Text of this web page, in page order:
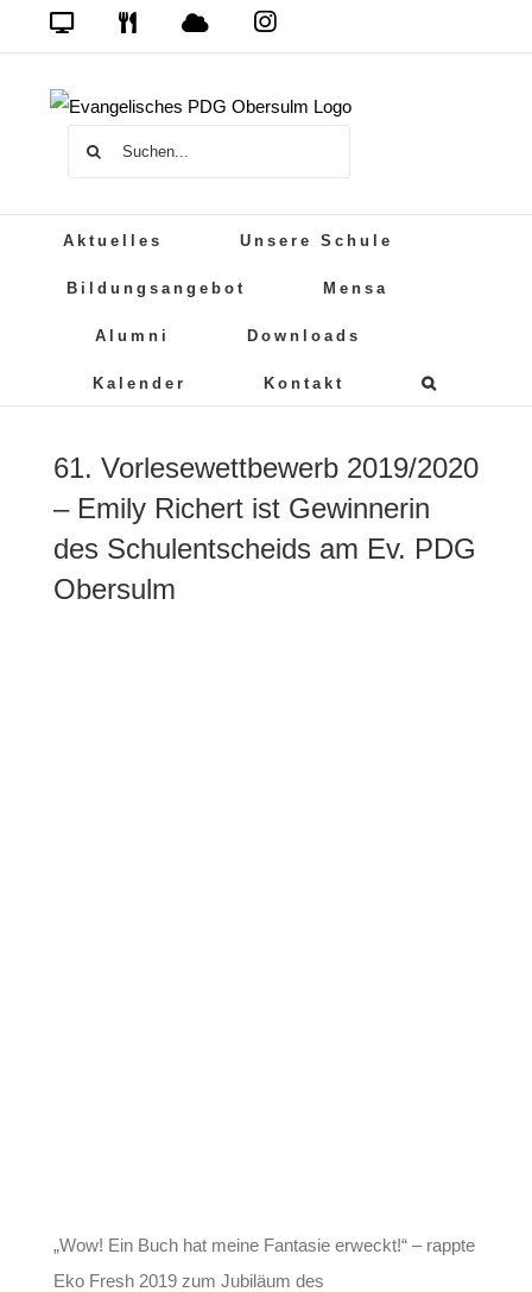
Inhalt
springen
Mensa PDG
Das
Instagram
Suche
Aktuelles Unsere Schule
Bildungsangebot Mensa
Alumni Downloads
Kalender Kontakt
61. Vorlesewettbewerb 2019/2020
– Emily Richert ist Gewinnerin
des Schulentscheids am Ev. PDG
Obersulm
„Wow! Ein Buch hat meine Fantasie erweckt!“ – rappte
Eko Fresh 2019 zum Jubiläum des